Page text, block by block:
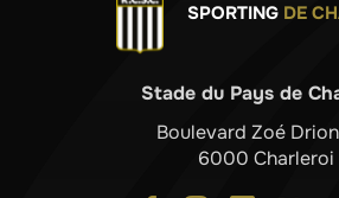
SPORTING DE
Stade du Pays de
Boulevard Zoé
6000 Charleroi